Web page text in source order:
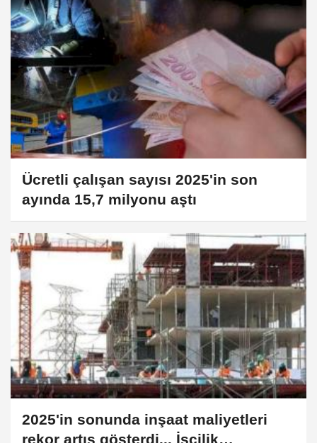
Ücretli çalışan sayısı 2025'in son
ayında 15,7 milyonu aştı
2025'in sonunda inşaat maliyetleri
rekor artış gösterdi... İşçilik